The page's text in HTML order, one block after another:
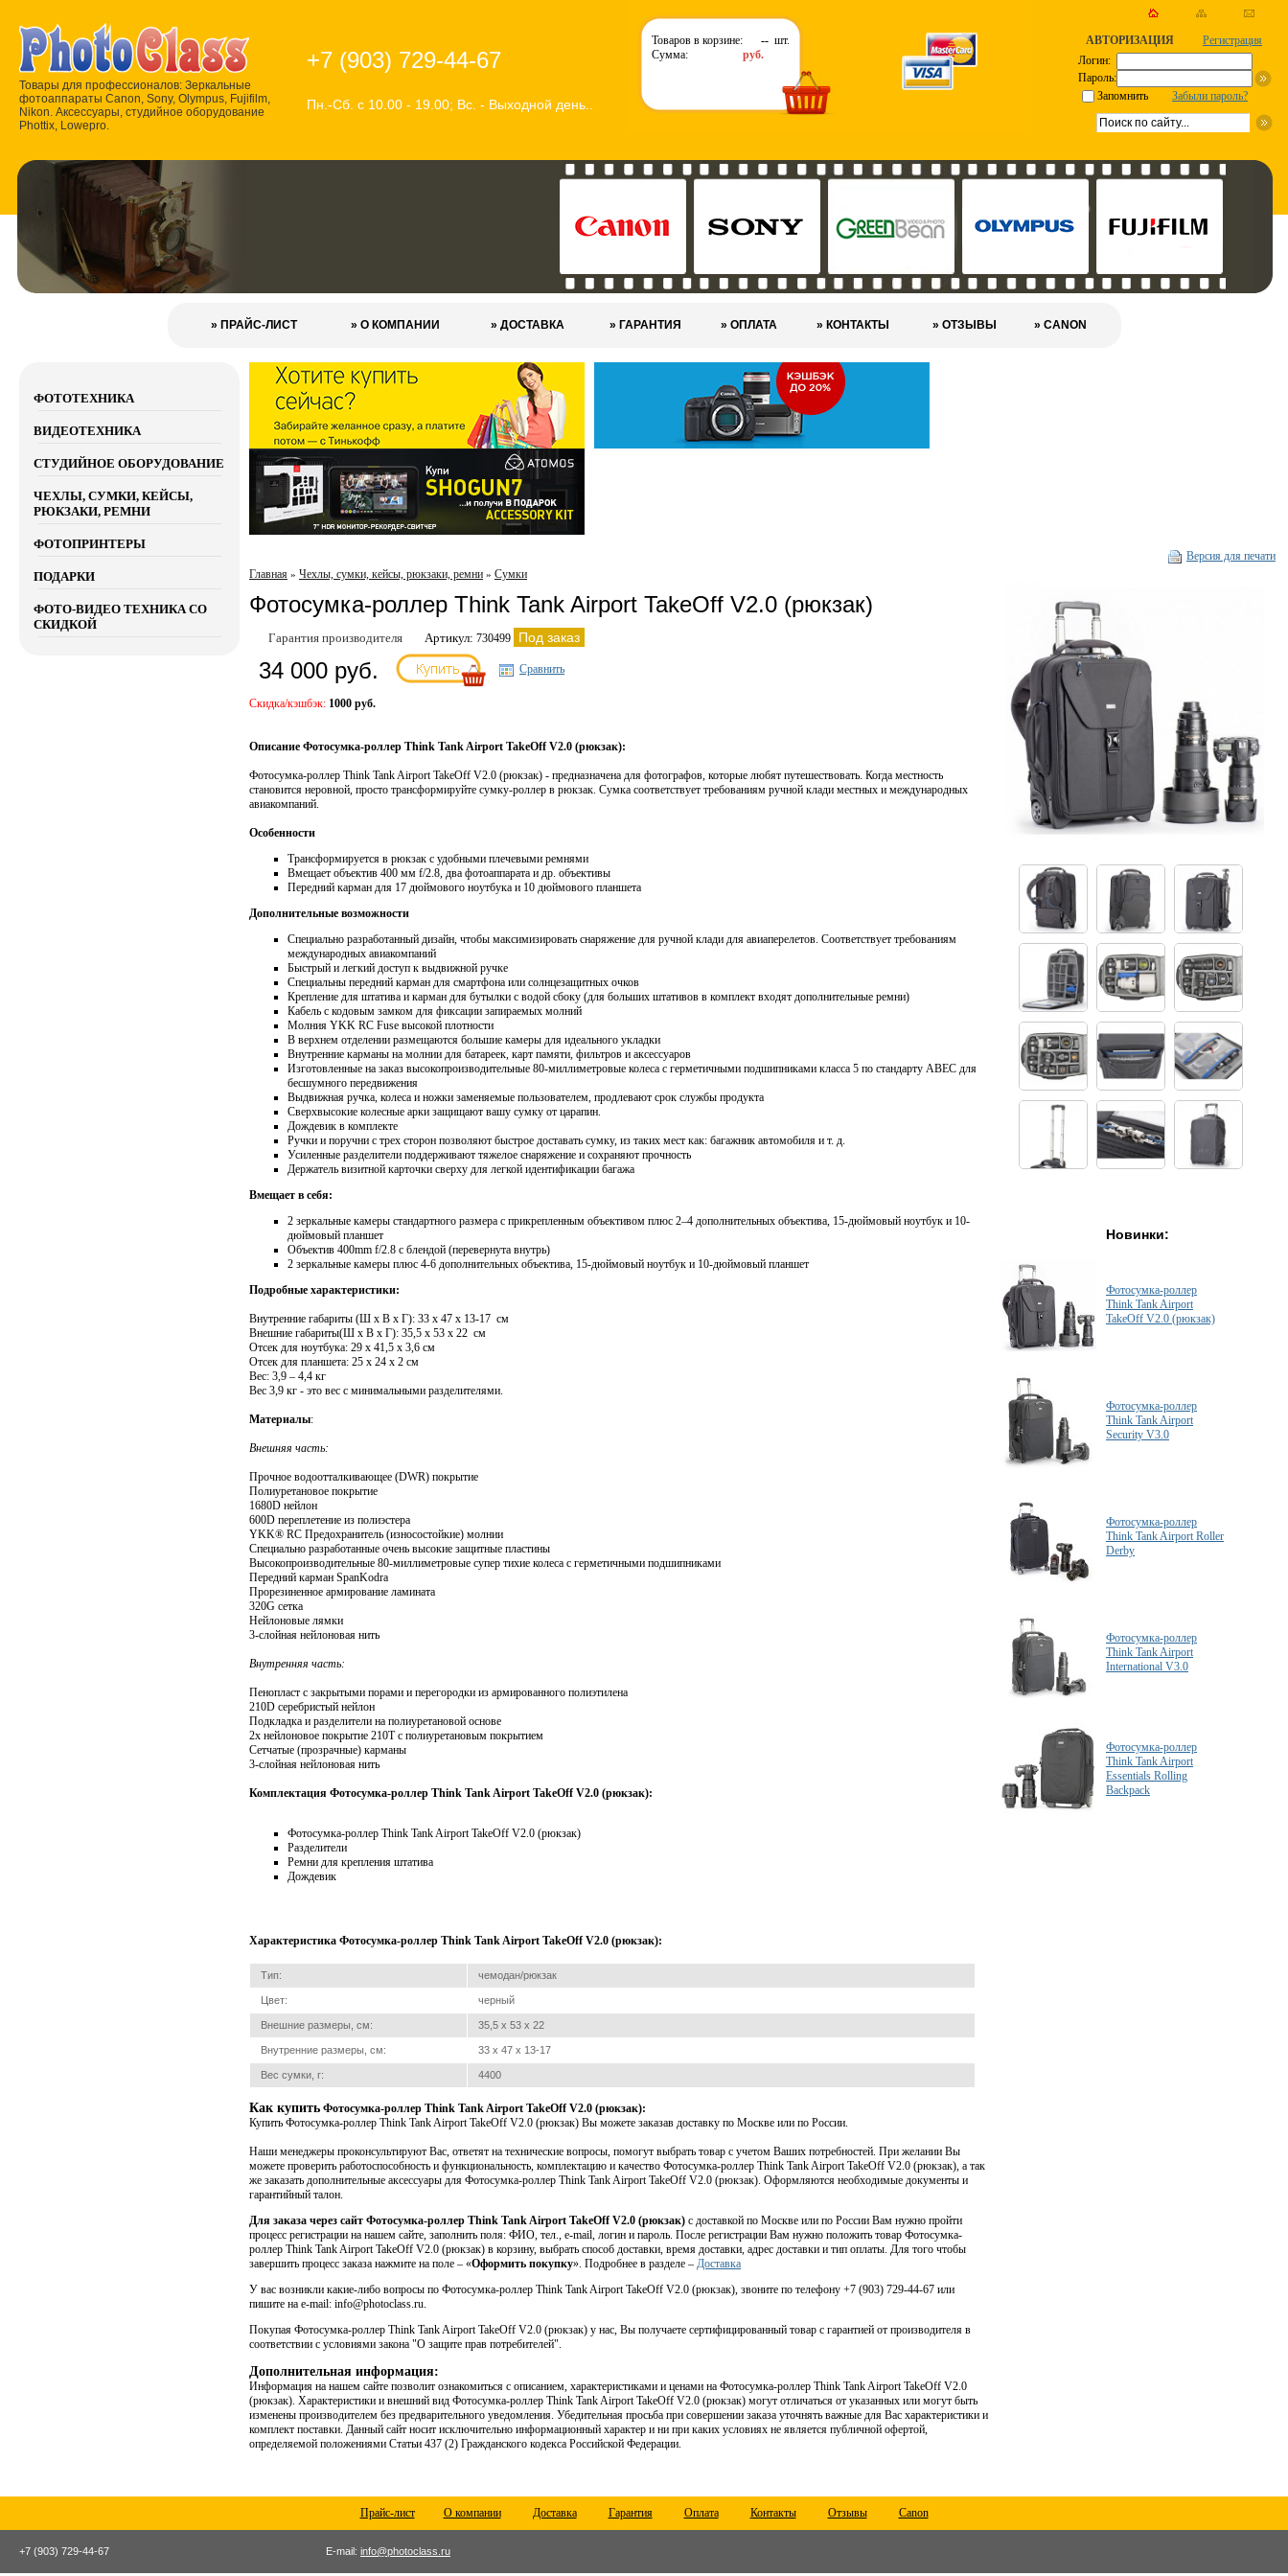
Товары для профессионалов: Зеркальные
фотоаппараты Canon, Sony, Olympus, Fujifilm,
Nikon. Аксессуары, студийное оборудование
Phottix, Lowepro.
+7 (903) 729-44-67
Пн.-Сб. с 10.00 - 19.00; Вс. - Выходной день..
Товаров в корзине: -- шт.
Сумма:
руб.
АВТОРИЗАЦИЯ
Регистрация
Логин:
Пароль:
Запомнить
Забыли пароль?
» ПРАЙС-ЛИСТ » О КОМПАНИИ » ДОСТАВКА » ГАРАНТИЯ » ОПЛАТА » КОНТАКТЫ » ОТЗЫВЫ » CANON
ФОТОТЕХНИКА
ВИДЕОТЕХНИКА
СТУДИЙНОЕ ОБОРУДОВАНИЕ
ЧЕХЛЫ, СУМКИ, КЕЙСЫ,
РЮКЗАКИ, РЕМНИ
ФОТОПРИНТЕРЫ
ПОДАРКИ
ФОТО-ВИДЕО ТЕХНИКА СО
СКИДКОЙ
Версия для печати
Главная » Чехлы, сумки, кейсы, рюкзаки, ремни » Сумки
Фотосумка-роллер Think Tank Airport TakeOff V2.0 (рюкзак)
Гарантия производителя Артикул: 730499 Под заказ
34 000 руб. Сравнить
Скидка/кэшбэк: 1000 руб.
Описание Фотосумка-роллер Think Tank Airport TakeOff V2.0 (рюкзак):
Фотосумка-роллер Think Tank Airport TakeOff V2.0 (рюкзак) - предназначена для фотографов, которые любят путешествовать. Когда местность
становится неровной, просто трансформируйте сумку-роллер в рюкзак. Сумка соответствует требованиям ручной клади местных и международных
авиакомпаний.
Особенности
Трансформируется в рюкзак с удобными плечевыми ремнями
Вмещает объектив 400 мм f/2.8, два фотоаппарата и др. объективы
Передний карман для 17 дюймового ноутбука и 10 дюймового планшета
Дополнительные возможности
Специально разработанный дизайн, чтобы максимизировать снаряжение для ручной клади для авиаперелетов. Соответствует требованиям
международных авиакомпаний
Быстрый и легкий доступ к выдвижной ручке
Специальны передний карман для смартфона или солнцезащитных очков
Крепление для штатива и карман для бутылки с водой сбоку (для больших штативов в комплект входят дополнительные ремни)
Кабель с кодовым замком для фиксации запираемых молний
Молния YKK RC Fuse высокой плотности
В верхнем отделении размещаются большие камеры для идеального укладки
Внутренние карманы на молнии для батареек, карт памяти, фильтров и аксессуаров
Изготовленные на заказ высокопроизводительные 80-миллиметровые колеса с герметичными подшипниками класса 5 по стандарту ABEC для
бесшумного передвижения
Выдвижная ручка, колеса и ножки заменяемые пользователем, продлевают срок службы продукта
Сверхвысокие колесные арки защищают вашу сумку от царапин.
Дождевик в комплекте
Ручки и поручни с трех сторон позволяют быстрое доставать сумку, из таких мест как: багажник автомобиля и т. д.
Усиленные разделители поддерживают тяжелое снаряжение и сохраняют прочность
Держатель визитной карточки сверху для легкой идентификации багажа
Вмещает в себя:
2 зеркальные камеры стандартного размера с прикрепленным объективом плюс 2–4 дополнительных объектива, 15-дюймовый ноутбук и 10-
дюймовый планшет
Объектив 400mm f/2.8 с блендой (перевернута внутрь)
2 зеркальные камеры плюс 4-6 дополнительных объектива, 15-дюймовый ноутбук и 10-дюймовый планшет
Подробные характеристики:
Внутренние габариты (Ш x В x Г): 33 х 47 х 13-17 см
Внешние габариты(Ш x В x Г): 35,5 х 53 х 22 см
Отсек для ноутбука: 29 х 41,5 х 3,6 см
Отсек для планшета: 25 х 24 х 2 см
Вес: 3,9 – 4,4 кг
Вес 3,9 кг - это вес с минимальными разделителями.
Материалы:
Внешняя часть:
Прочное водоотталкивающее (DWR) покрытие
Полиуретановое покрытие
1680D нейлон
600D переплетение из полиэстера
YKK® RC Предохранитель (износостойкие) молнии
Специально разработанные очень высокие защитные пластины
Высокопроизводительные 80-миллиметровые супер тихие колеса с герметичными подшипниками
Передний карман SpanKodra
Прорезиненное армирование ламината
320G сетка
Нейлоновые лямки
3-слойная нейлоновая нить
Внутренняя часть:
Пенопласт с закрытыми порами и перегородки из армированного полиэтилена
210D серебристый нейлон
Подкладка и разделители на полиуретановой основе
2x нейлоновое покрытие 210T с полиуретановым покрытием
Сетчатые (прозрачные) карманы
3-слойная нейлоновая нить
Комплектация Фотосумка-роллер Think Tank Airport TakeOff V2.0 (рюкзак):
Фотосумка-роллер Think Tank Airport TakeOff V2.0 (рюкзак)
Разделители
Ремни для крепления штатива
Дождевик
Характеристика Фотосумка-роллер Think Tank Airport TakeOff V2.0 (рюкзак):
Тип: чемодан/рюкзак
Цвет: черный
Внешние размеры, см: 35,5 х 53 х 22
Внутренние размеры, см: 33 х 47 х 13-17
Вес сумки, г: 4400
Как купить Фотосумка-роллер Think Tank Airport TakeOff V2.0 (рюкзак):
Купить Фотосумка-роллер Think Tank Airport TakeOff V2.0 (рюкзак) Вы можете заказав доставку по Москве или по России.
Наши менеджеры проконсультируют Вас, ответят на технические вопросы, помогут выбрать товар с учетом Ваших потребностей. При желании Вы
можете проверить работоспособность и функциональность, комплектацию и качество Фотосумка-роллер Think Tank Airport TakeOff V2.0 (рюкзак), а так
же заказать дополнительные аксессуары для Фотосумка-роллер Think Tank Airport TakeOff V2.0 (рюкзак). Оформляются необходимые документы и
гарантийный талон.
Для заказа через сайт Фотосумка-роллер Think Tank Airport TakeOff V2.0 (рюкзак) с доставкой по Москве или по России Вам нужно пройти
процесс регистрации на нашем сайте, заполнить поля: ФИО, тел., e-mail, логин и пароль. После регистрации Вам нужно положить товар Фотосумка-
роллер Think Tank Airport TakeOff V2.0 (рюкзак) в корзину, выбрать способ доставки, время доставки, адрес доставки и тип оплаты. Для того чтобы
завершить процесс заказа нажмите на поле – «Оформить покупку». Подробнее в разделе – Доставка
У вас возникли какие-либо вопросы по Фотосумка-роллер Think Tank Airport TakeOff V2.0 (рюкзак), звоните по телефону +7 (903) 729-44-67 или
пишите на e-mail: info@photoclass.ru.
Покупая Фотосумка-роллер Think Tank Airport TakeOff V2.0 (рюкзак) у нас, Вы получаете сертифицированный товар с гарантией от производителя в
соответствии с условиями закона "О защите прав потребителей".
Дополнительная информация:
Информация на нашем сайте позволит ознакомиться с описанием, характеристиками и ценами на Фотосумка-роллер Think Tank Airport TakeOff V2.0
(рюкзак). Xарактеристики и внешний вид Фотосумка-роллер Think Tank Airport TakeOff V2.0 (рюкзак) могут отличаться от указанных или могут быть
изменены производителем без предварительного уведомления. Убедительная просьба при совершении заказа уточнять важные для Вас характеристики и
комплект поставки. Данный сайт носит исключительно информационный характер и ни при каких условиях не является публичной офертой,
определяемой положениями Статьи 437 (2) Гражданского кодекса Российской Федерации.
Новинки:
Фотосумка-роллер
Think Tank Airport
TakeOff V2.0 (рюкзак)
Фотосумка-роллер
Think Tank Airport
Security V3.0
Фотосумка-роллер
Think Tank Airport Roller
Derby
Фотосумка-роллер
Think Tank Airport
International V3.0
Фотосумка-роллер
Think Tank Airport
Essentials Rolling
Backpack
Прайс-лист О компании Доставка Гарантия Оплата Контакты Отзывы Canon
+7 (903) 729-44-67 E-mail: info@photoclass.ru